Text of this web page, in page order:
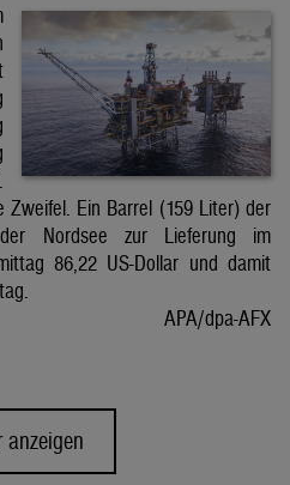
Zweifel. Ein Barrel (159 Liter) der
Nordsee zur Lieferung im
86,22 US-Dollar und damit
APA/dpa-AFX
anzeigen